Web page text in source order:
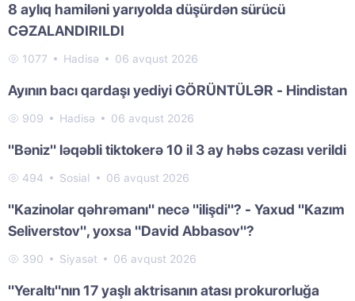
8 aylıq hamiləni yarıyolda düşürdən sürücü
CƏZALANDIRILDI
1077 Hadisə 06 avqust 2026
Ayının bacı qardaşı yediyi GÖRÜNTÜLƏR - Hindistan
909 Hadisə 06 avqust 2026
"Bəniz" ləqəbli tiktokerə 10 il 3 ay həbs cəzası verildi
494 Sosial 06 avqust 2026
"Kazinolar qəhrəmanı" necə "ilişdi"? - Yaxud "Kazım
Seliverstov", yoxsa "David Abbasov"?
390 Siyasət 06 avqust 2026
"Yeraltı"nın 17 yaşlı aktrisanın atası prokurorluğa